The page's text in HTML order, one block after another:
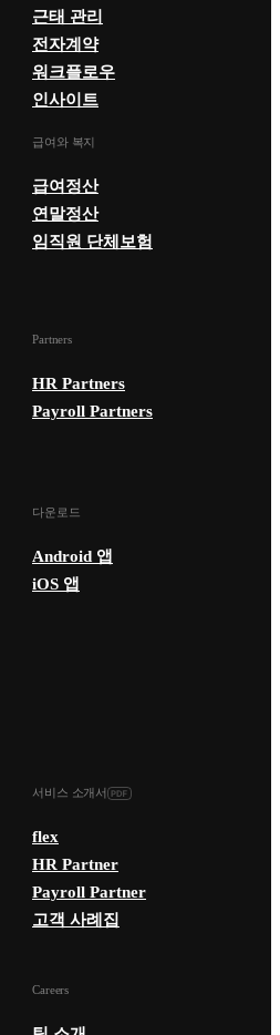
근태 관리
전자계약
워크플로우
인사이트
급여와 복지
급여정산
연말정산
임직원 단체보험
Partners
HR Partners
Payroll Partners
다운로드
Android 앱
iOS 앱
서비스 소개서
flex
HR Partner
Payroll Partner
고객 사례집
Careers